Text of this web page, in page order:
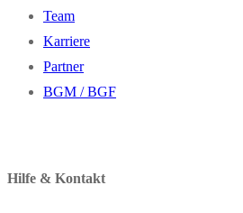
Team
Karriere
Partner
BGM / BGF
Hilfe & Kontakt